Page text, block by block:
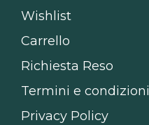
Wishlist
Carrello
Richiesta Reso
Termini e condizioni
Privacy Policy